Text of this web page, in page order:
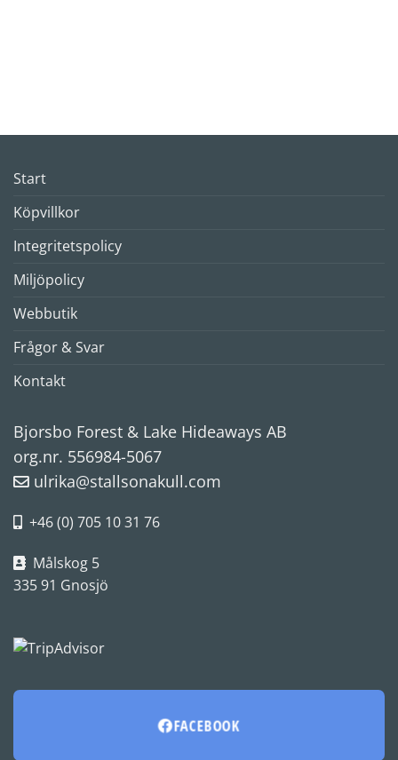
Start
Köpvillkor
Integritetspolicy
Miljöpolicy
Webbutik
Frågor & Svar
Kontakt
Bjorsbo Forest & Lake Hideaways AB
org.nr. 556984-5067
ulrika@stallsonakull.com
+46 (0) 705 10 31 76
Målskog 5
335 91 Gnosjö
FACEBOOK